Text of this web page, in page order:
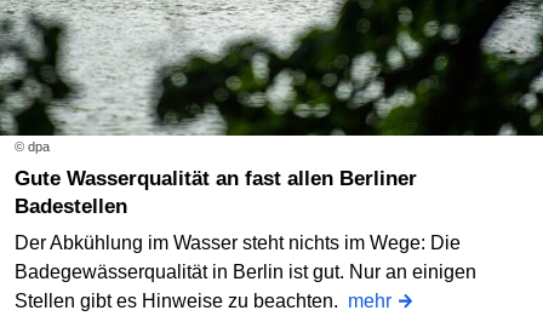
© dpa
Gute Wasserqualität an fast allen Berliner
Badestellen
Der Abkühlung im Wasser steht nichts im Wege: Die
Badegewässerqualität in Berlin ist gut. Nur an einigen
Stellen gibt es Hinweise zu beachten. mehr